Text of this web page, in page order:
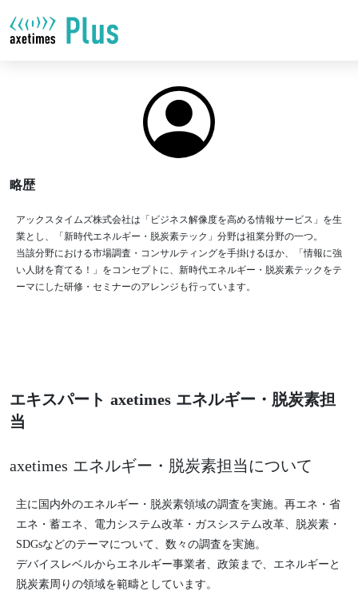
略歴
アックスタイムズ株式会社は「ビジネス解像度を高める情報サービス」を生
業とし、「新時代エネルギー・脱炭素テック」分野は祖業分野の一つ。
当該分野における市場調査・コンサルティングを手掛けるほか、「情報に強
い人財を育てる！」をコンセプトに、新時代エネルギー・脱炭素テックをテ
ーマにした研修・セミナーのアレンジも行っています。
エキスパート axetimes エネルギー・脱炭素担
当
axetimes エネルギー・脱炭素担当について
主に国内外のエネルギー・脱炭素領域の調査を実施。再エネ・省
エネ・蓄エネ、電力システム改革・ガスシステム改革、脱炭素・
SDGsなどのテーマについて、数々の調査を実施。
デバイスレベルからエネルギー事業者、政策まで、エネルギーと
脱炭素周りの領域を範疇としています。